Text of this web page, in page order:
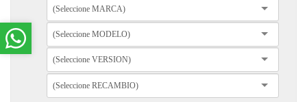
(Seleccione MARCA)
(Seleccione MODELO)
(Seleccione VERSION)
(Seleccione RECAMBIO)